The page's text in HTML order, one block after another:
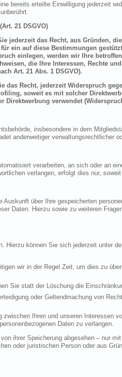
bereits erteilte Einwilligung jederzeit
21 DSGVO)
jederzeit das Recht, aus Gründen,
ein auf diese Bestimmungen
einlegen, werden wir Ihre
die Ihre Interessen, Rechte
Art. 21 Abs. 1 DSGVO).
das Recht, jederzeit Widerspruch
soweit es mit solcher
verwendet
insbesondere in dem
anderweitiger verwaltungsrechtlicher
verarbeiten, an sich oder an
verlangen, erfolgt dies nur,
über Ihre gespeicherten
Daten. Hierzu sowie zu weiteren
können Sie sich jederzeit unter
wir in der Regel Zeit, um dies zu
Sie statt der Löschung die
oder Geltendmachung von
Ihren und unseren Interessen
Daten zu verlangen.
ihrer Speicherung abgesehen – nur
oder juristischen Person oder aus